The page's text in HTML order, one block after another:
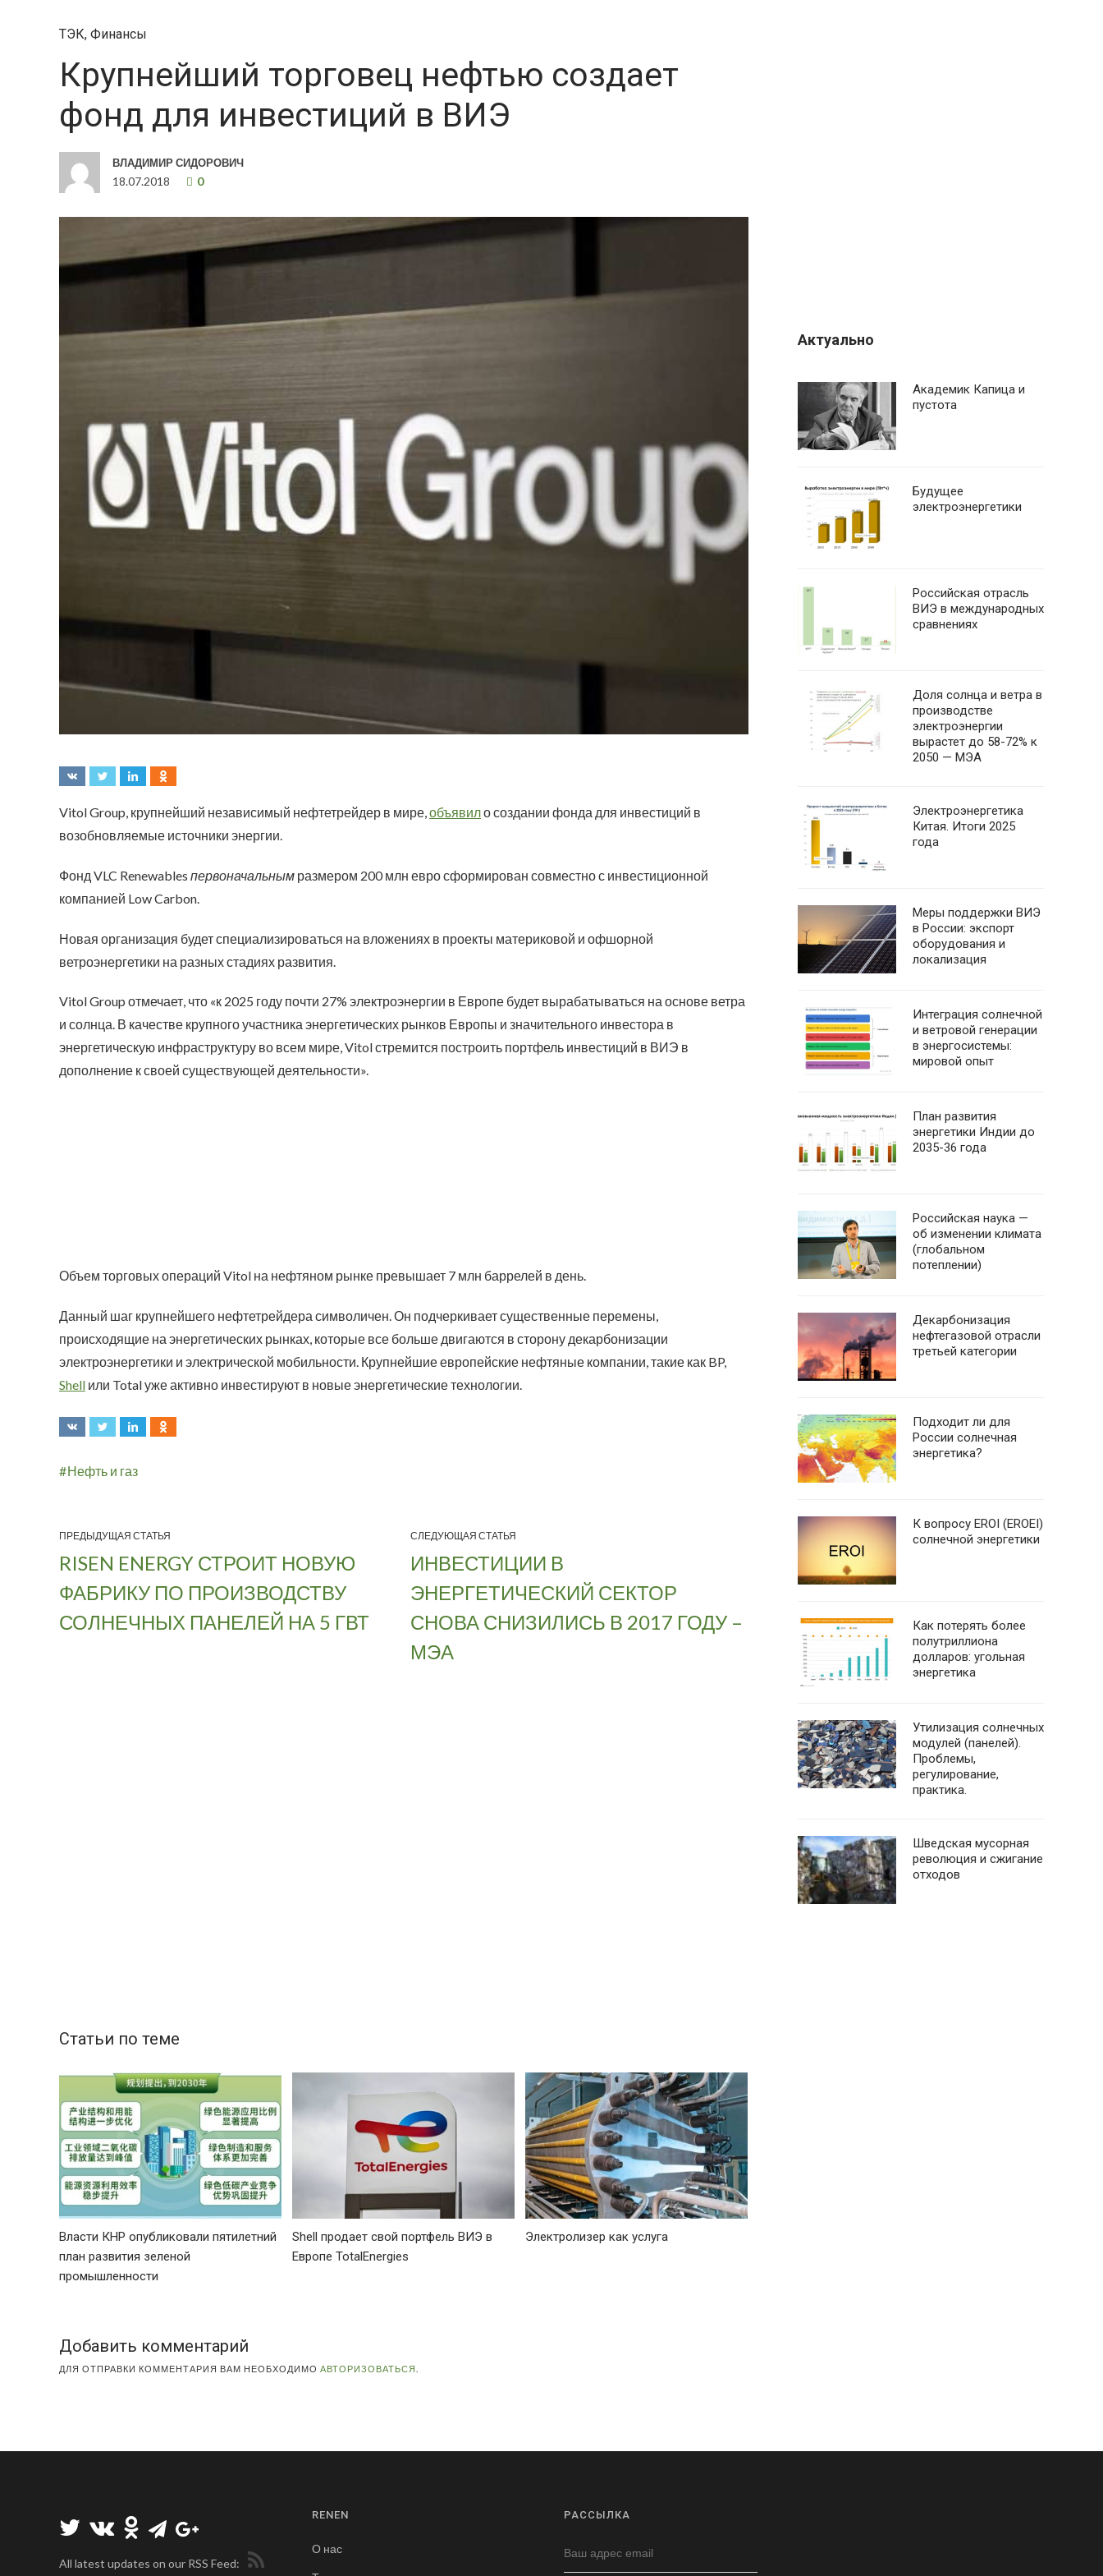
ТЭК, Финансы
Крупнейший торговец нефтью создает
фонд для инвестиций в ВИЭ
ВЛАДИМИР СИДОРОВИЧ
18.07.2018 0
Vitol Group, крупнейший независимый нефтетрейдер в мире,объявило создании фонда для инвестиций в
возобновляемые источники энергии.
Фонд VLC Renewables первоначальным размером 200 млн евро сформирован совместно с инвестиционной
компанией Low Carbon.
Новая организация будет специализироваться на вложениях в проекты материковой и офшорной
ветроэнергетики на разных стадиях развития.
Vitol Group отмечает, что «к 2025 году почти 27% электроэнергии в Европе будет вырабатываться на основе ветра
и солнца. В качестве крупного участника энергетических рынков Европы и значительного инвестора в
энергетическую инфраструктуру во всем мире, Vitol стремится построить портфель инвестиций в ВИЭ в
дополнение к своей существующей деятельности».
Объем торговых операций Vitol на нефтяном рынке превышает 7 млн баррелей в день.
Данный шаг крупнейшего нефтетрейдера символичен. Он подчеркивает существенные перемены,
происходящие на энергетических рынках, которые все больше двигаются в сторону декарбонизации
электроэнергетики и электрической мобильности. Крупнейшие европейские нефтяные компании, такие как BP,
Shell или Total уже активно инвестируют в новые энергетические технологии.
Нефть и газ
ПРЕДЫДУЩАЯ СТАТЬЯ
RISEN ENERGY СТРОИТ НОВУЮ
ФАБРИКУ ПО ПРОИЗВОДСТВУ
СОЛНЕЧНЫХ ПАНЕЛЕЙ НА 5 ГВТ
СЛЕДУЮЩАЯ СТАТЬЯ
ИНВЕСТИЦИИ В
ЭНЕРГЕТИЧЕСКИЙ СЕКТОР
СНОВА СНИЗИЛИСЬ В 2017 ГОДУ –
МЭА
Статьи по теме
Власти КНР опубликовали пятилетний
план развития зеленой
промышленности
Shell продает свой портфель ВИЭ в
Европе TotalEnergies
Электролизер как услуга
Добавить комментарий
ДЛЯ ОТПРАВКИ КОММЕНТАРИЯ ВАМ НЕОБХОДИМО АВТОРИЗОВАТЬСЯ
Актуально
Академик Капица и
пустота
Будущее
электроэнергетики
Российская отрасль
ВИЭ в международных
сравнениях
Доля солнца и ветра в
производстве
электроэнергии
вырастет до 58-72% к
2050 — МЭА
Электроэнергетика
Китая. Итоги 2025
года
Меры поддержки ВИЭ
в России: экспорт
оборудования и
локализация
Интеграция солнечной
и ветровой генерации
в энергосистемы:
мировой опыт
План развития
энергетики Индии до
2035-36 года
Российская наука —
об изменении климата
(глобальном
потеплении)
Декарбонизация
нефтегазовой отрасли
третьей категории
Подходит ли для
России солнечная
энергетика?
К вопросу EROI (EROEI)
солнечной энергетики
Как потерять более
полутриллиона
долларов: угольная
энергетика
Утилизация солнечных
модулей (панелей).
Проблемы,
регулирование,
практика.
Шведская мусорная
революция и сжигание
отходов
All latest updates on our RSS Feed:
RENEN
О нас
РАССЫЛКА